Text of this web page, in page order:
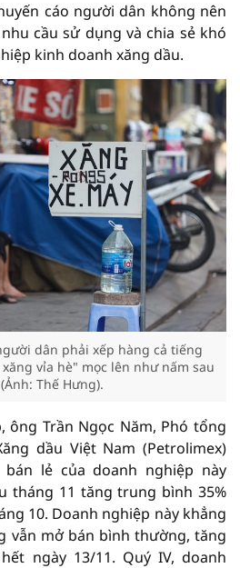
cáo người dân không nên
cầu sử dụng và chia sẻ khó
kinh doanh xăng dầu.
dân phải xếp hàng cả tiếng
vỉa hè" mọc lên như nấm sau
Thế Hưng).
ông Trần Ngọc Năm, Phó tổng
dầu Việt Nam (Petrolimex)
lẻ của doanh nghiệp này
tháng 11 tăng trung bình 35%
10. Doanh nghiệp này khẳng
vẫn mở bán bình thường, tăng
ngày 13/11. Quý IV, doanh